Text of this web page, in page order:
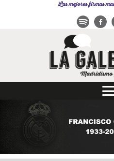
Las mejores firmas